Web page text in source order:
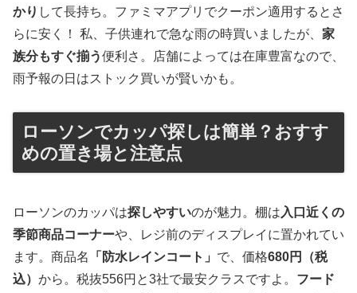
かり して長持ち。ファミマアプリでクーポン適用するとさ
らに安く！ 私、子供連れで急な雨の時買いましたが、 家
族分もすぐ揃う便利さ。店舗によっては在庫豊富なので、
雨予報の日はストック買いが賢いかも。
ローソンでカッパ探しは簡単？おすす
めの置き場と注意点
ローソンのカッパは探しやすいのが魅力。棚は 入口近くの
季節商品コーナーや、レジ前のディスプレイに置かれてい
ます。商品名
「防水レインコート」 で、価格680円（税
込） から。税抜556円と3社で最安クラスですよ。 フード